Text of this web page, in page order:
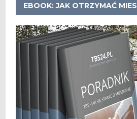
EBOOK: JAK OTRZYMAĆ